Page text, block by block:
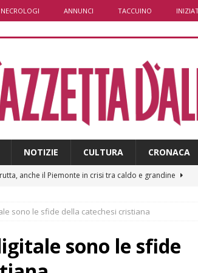
NECROLOGI ANNUNCI TACCUINO
NOTIZIE CULTURA CRONACA
anche il Piemonte in crisi tra caldo e grandine
in Calabria: prosegue la missione contro gli
provinciale 661 tra Sanfrè e Bra nuova segnaletica per
sono le sfide della catechesi cristiana
sono le sfide